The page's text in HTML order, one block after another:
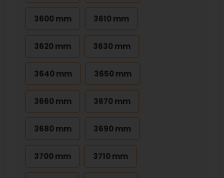
3600 mm 3610 mm
3620 mm 3630 mm
3640 mm 3650 mm
3660 mm 3670 mm
3680 mm 3690 mm
3700 mm 3710 mm